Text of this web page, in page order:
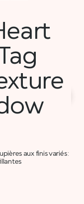
aux finis variés :